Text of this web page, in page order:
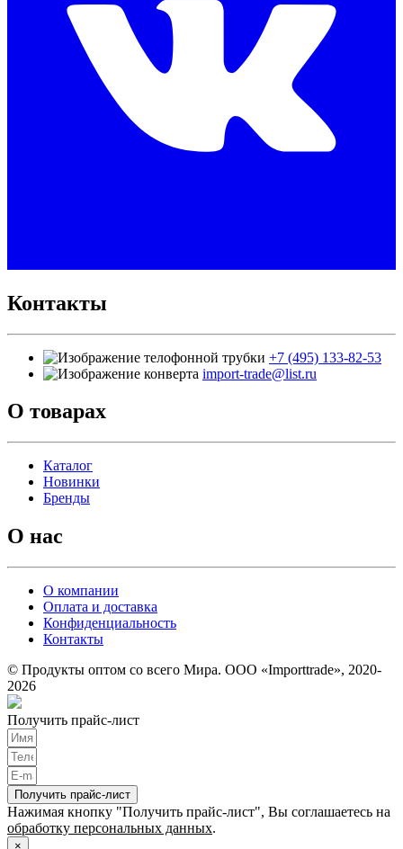
Контакты
+7 (495) 133-82-53
import-trade@list.ru
О товарах
Каталог
Новинки
Бренды
О нас
О компании
Оплата и доставка
Конфиденциальность
Контакты
© Продукты оптом со всего Мира. ООО «Importtrade», 2020-
2026
Получить прайс-лист
Получить прайс-лист
Нажимая кнопку "Получить прайс-лист", Вы соглашаетесь на
обработку персональных данных.
×